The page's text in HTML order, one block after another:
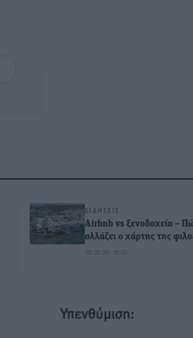
ΕΙΔΉΣΕΙΣ
Airbnb vs ξενοδοχεία –
αλλάζει ο χάρτης της
08.08.26 · 18:30
Υπενθύμιση: